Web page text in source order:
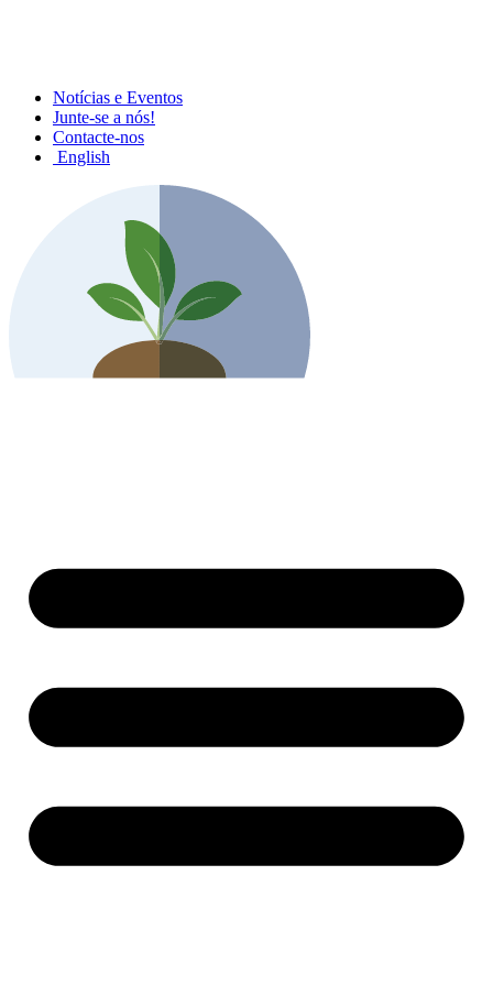
Notícias e Eventos
Junte-se a nós!
Contacte-nos
English